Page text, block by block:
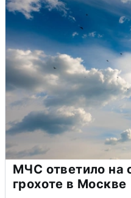
МЧС ответило на
грохоте в Москве